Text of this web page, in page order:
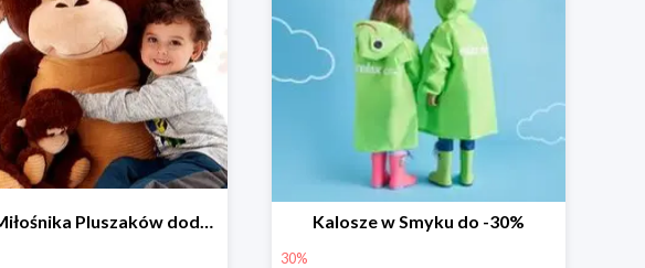
Dzień Miłośnika Pluszaków dodatkowy rabat -10% Kalosze w Smyku do -30%
30%